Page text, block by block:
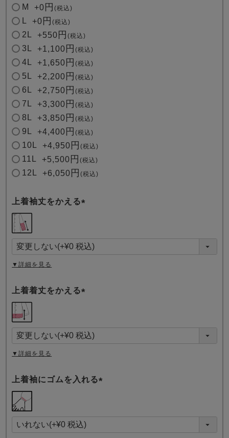
)
M +0 税込
+0 税込
2L +550 税込
3L +1,100 税込
4L +1,650 税込
5L +2,200 税込
6L +2,750 税込
7L +3,300 税込
8L +3,850 税込
9L +4,400 税込
10L +4,950 税込
11L +5,500 税込
12L +6,050 税込
上着袖丈をかえる
須
)
▼詳細を見る
上着着丈をかえる
須
)
▼詳細を見る
上着袖にゴムを入れる
須
)